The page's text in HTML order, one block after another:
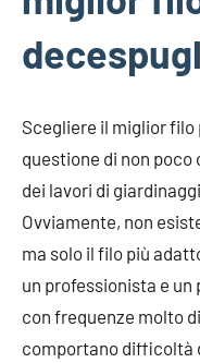
Scegliere il miglior
questione di non
dei lavori di
Ovviamente, non
ma solo il filo più
un professionista e
con frequenze molto
comportano difficoltà